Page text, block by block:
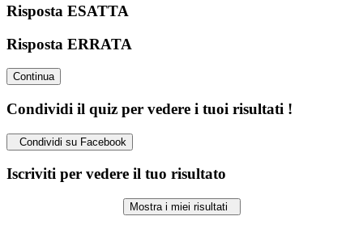
Risposta ESATTA
Risposta ERRATA
Continua
Condividi il quiz per vedere i tuoi risultati !
Condividi su Facebook
Iscriviti per vedere il tuo risultato
Mostra i miei risultati